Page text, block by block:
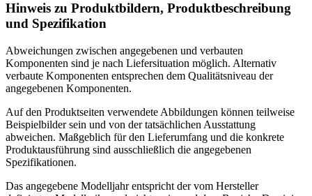
Hinweis zu Produktbildern, Produktbeschreibung
und Spezifikation
Abweichungen zwischen angegebenen und verbauten
Komponenten sind je nach Liefersituation möglich. Alternativ
verbaute Komponenten entsprechen dem Qualitätsniveau der
angegebenen Komponenten.
Auf den Produktseiten verwendete Abbildungen können teilweise
Beispielbilder sein und von der tatsächlichen Ausstattung
abweichen. Maßgeblich für den Lieferumfang und die konkrete
Produktausführung sind ausschließlich die angegebenen
Spezifikationen.
Das angegebene Modelljahr entspricht der vom Hersteller